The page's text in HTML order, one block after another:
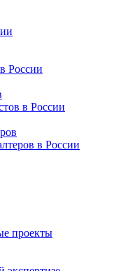
России
в России
в России
проекты